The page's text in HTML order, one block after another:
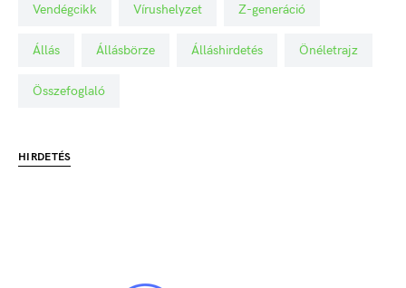
Vendégcikk Vírushelyzet Z-generáció
Állás Állásbörze Álláshirdetés Önéletrajz
Összefoglaló
HIRDETÉS